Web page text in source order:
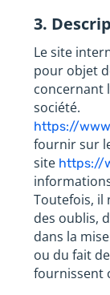
3.
Le site
pour objet
concernant
société.
https://
fournir sur
site https://
Toutefois, il
des oublis,
dans la
ou du fait
fournissent